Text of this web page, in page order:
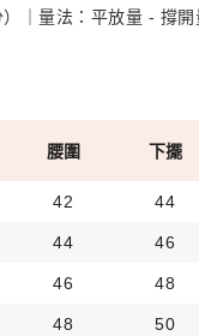
｜量法：平放量 - 撐
腰圍 下擺
42 44
44 46
46 48
48 50